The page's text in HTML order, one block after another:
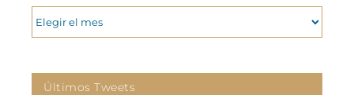
ARCHIVOS
Últimos Tweets